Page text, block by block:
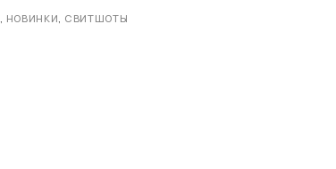
, НОВИНКИ, СВИТШОТЫ